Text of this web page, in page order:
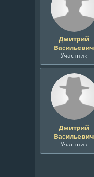
Дмитрий
Васильевич
Участник
Дмитрий
Васильевич
Участник